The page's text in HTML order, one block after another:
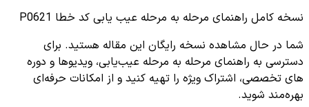
نسخه کامل راهنمای مرحله به مرحله عیب یابی کد خطا P0621
شما در حال مشاهده نسخه رایگان این مقاله هستید. برای
دسترسی به راهنمای مرحله به مرحله عیب‌یابی، ویدیوها و دوره
های تخصصی، اشتراک ویژه را تهیه کنید و از امکانات حرفه‌ای
بهره‌مند شوید.